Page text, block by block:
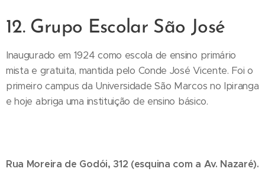
12. Grupo Escolar São José
Inaugurado em 1924 como escola de ensino primário
mista e gratuita, mantida pelo Conde José Vicente. Foi o
primeiro campus da Universidade São Marcos no Ipiranga
e hoje abriga uma instituição de ensino básico.
Rua Moreira de Godói, 312 (esquina com a Av. Nazaré).